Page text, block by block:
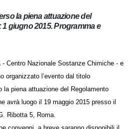
la piena attuazione del
giugno 2015. Programma e
- Centro Nazionale Sostanze Chimiche - e
organizzato l’evento dal titolo
la piena attuazione del Regolamento
avrà luogo il 19 maggio 2015 presso il
Ribotta 5, Roma.